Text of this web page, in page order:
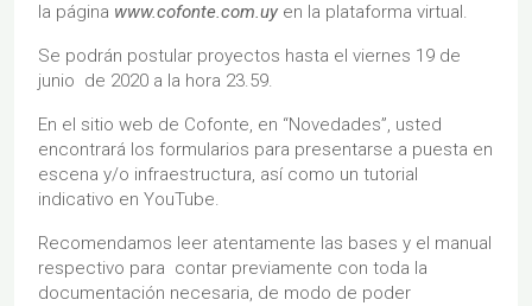
la página www.cofonte.com.uy en la plataforma virtual.
Se podrán postular proyectos hasta el viernes 19 de
junio de 2020 a la hora 23.59.
En el sitio web de Cofonte, en “Novedades”, usted
encontrará los formularios para presentarse a puesta en
escena y/o infraestructura, así como un tutorial
indicativo en YouTube.
Recomendamos leer atentamente las bases y el manual
respectivo para contar previamente con toda la
documentación necesaria, de modo de poder